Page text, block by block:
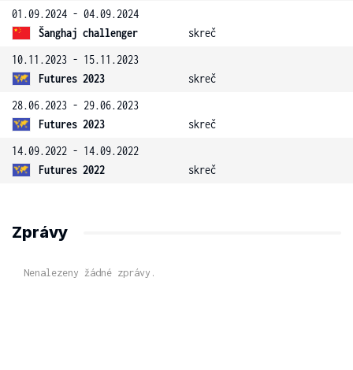
01.09.2024 - 04.09.2024
Šanghaj challenger
skreč
10.11.2023 - 15.11.2023
Futures 2023
skreč
28.06.2023 - 29.06.2023
Futures 2023
skreč
14.09.2022 - 14.09.2022
Futures 2022
skreč
Zprávy
Nenalezeny žádné zprávy.